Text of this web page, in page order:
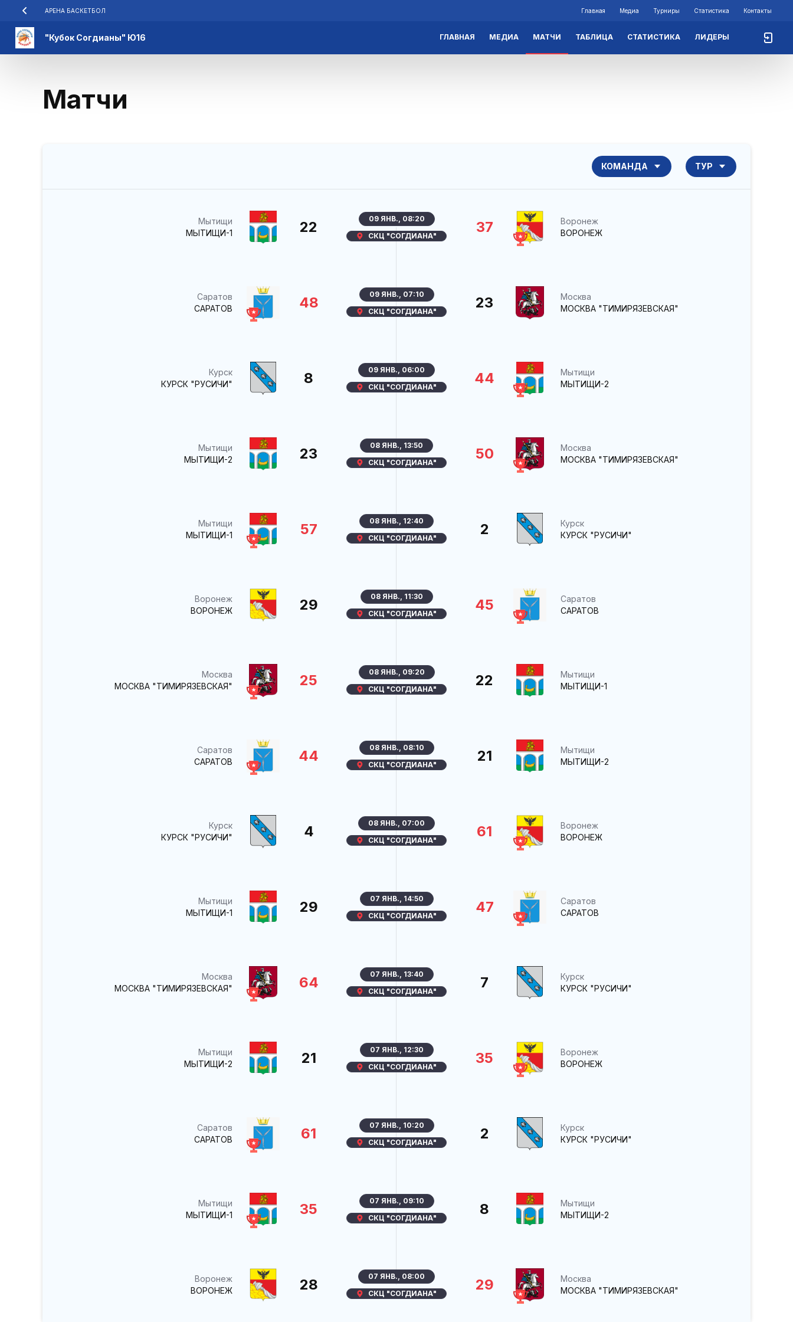
АРЕНА БАСКЕТБОЛ Главная Медиа Турниры Статистика Контакты
"Кубок Согдианы" Ю16 ГЛАВНАЯ МЕДИА МАТЧИ ТАБЛИЦА СТАТИСТИКА ЛИДЕРЫ
Матчи
КОМАНДА ТУР
Мытищи
МЫТИЩИ-1
22
09 ЯНВ., 08:20
СКЦ "СОГДИАНА"
Воронеж
ВОРОНЕЖ
37
Саратов
САРАТОВ
48
09 ЯНВ., 07:10
СКЦ "СОГДИАНА"
Москва
МОСКВА "ТИМИРЯЗЕВСКАЯ"
23
Курск
КУРСК "РУСИЧИ"
8
09 ЯНВ., 06:00
СКЦ "СОГДИАНА"
Мытищи
МЫТИЩИ-2
44
Мытищи
МЫТИЩИ-2
23
08 ЯНВ., 13:50
СКЦ "СОГДИАНА"
Москва
МОСКВА "ТИМИРЯЗЕВСКАЯ"
50
Мытищи
МЫТИЩИ-1
57
08 ЯНВ., 12:40
СКЦ "СОГДИАНА"
Курск
КУРСК "РУСИЧИ"
2
Воронеж
ВОРОНЕЖ
29
08 ЯНВ., 11:30
СКЦ "СОГДИАНА"
Саратов
САРАТОВ
45
Москва
МОСКВА "ТИМИРЯЗЕВСКАЯ"
25
08 ЯНВ., 09:20
СКЦ "СОГДИАНА"
Мытищи
МЫТИЩИ-1
22
Саратов
САРАТОВ
44
08 ЯНВ., 08:10
СКЦ "СОГДИАНА"
Мытищи
МЫТИЩИ-2
21
Курск
КУРСК "РУСИЧИ"
4
08 ЯНВ., 07:00
СКЦ "СОГДИАНА"
Воронеж
ВОРОНЕЖ
61
Мытищи
МЫТИЩИ-1
29
07 ЯНВ., 14:50
СКЦ "СОГДИАНА"
Саратов
САРАТОВ
47
Москва
МОСКВА "ТИМИРЯЗЕВСКАЯ"
64
07 ЯНВ., 13:40
СКЦ "СОГДИАНА"
Курск
КУРСК "РУСИЧИ"
7
Мытищи
МЫТИЩИ-2
21
07 ЯНВ., 12:30
СКЦ "СОГДИАНА"
Воронеж
ВОРОНЕЖ
35
Саратов
САРАТОВ
61
07 ЯНВ., 10:20
СКЦ "СОГДИАНА"
Курск
КУРСК "РУСИЧИ"
2
Мытищи
МЫТИЩИ-1
35
07 ЯНВ., 09:10
СКЦ "СОГДИАНА"
Мытищи
МЫТИЩИ-2
8
Воронеж
ВОРОНЕЖ
28
07 ЯНВ., 08:00
СКЦ "СОГДИАНА"
Москва
МОСКВА "ТИМИРЯЗЕВСКАЯ"
29